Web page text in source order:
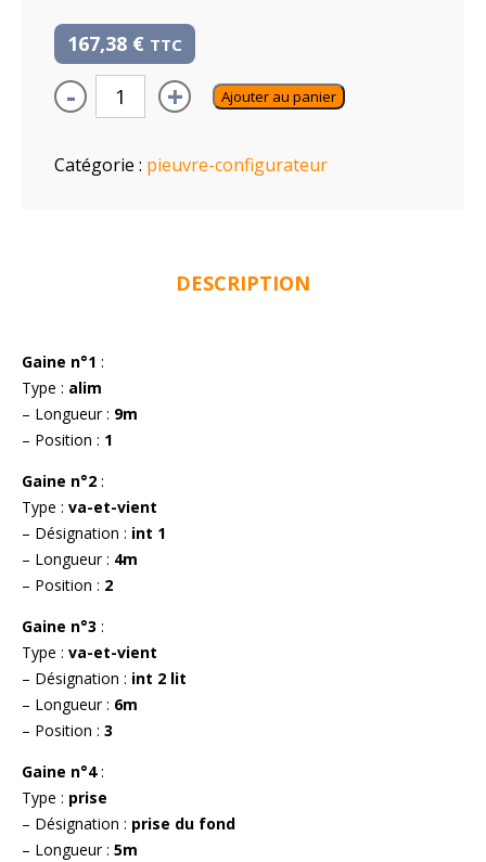
167,38 € TTC
- + Ajouter au panier
Catégorie : pieuvre-configurateur
DESCRIPTION
Gaine n°1 :
Type : alim
– Longueur : 9m
– Position : 1
Gaine n°2 :
Type : va-et-vient
– Désignation : int 1
– Longueur : 4m
– Position : 2
Gaine n°3 :
Type : va-et-vient
– Désignation : int 2 lit
– Longueur : 6m
– Position : 3
Gaine n°4:
Type : prise
– Désignation : prise du fond
– Longueur : 5m